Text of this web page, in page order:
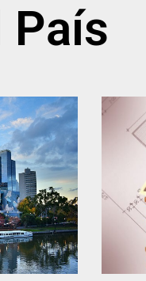
País